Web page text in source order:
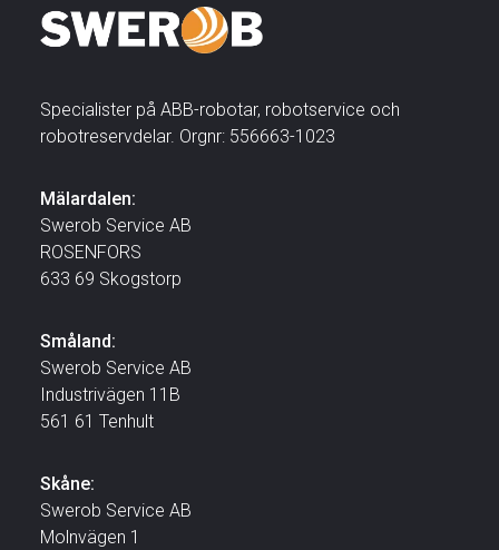
Specialister på ABB-robotar, robotservice och
robotreservdelar. Orgnr: 556663-1023
Mälardalen:
Swerob Service AB
ROSENFORS
633 69 Skogstorp
Småland:
Swerob Service AB
Industrivägen 11B
561 61 Tenhult
Skåne:
Swerob Service AB
Molnvägen 1